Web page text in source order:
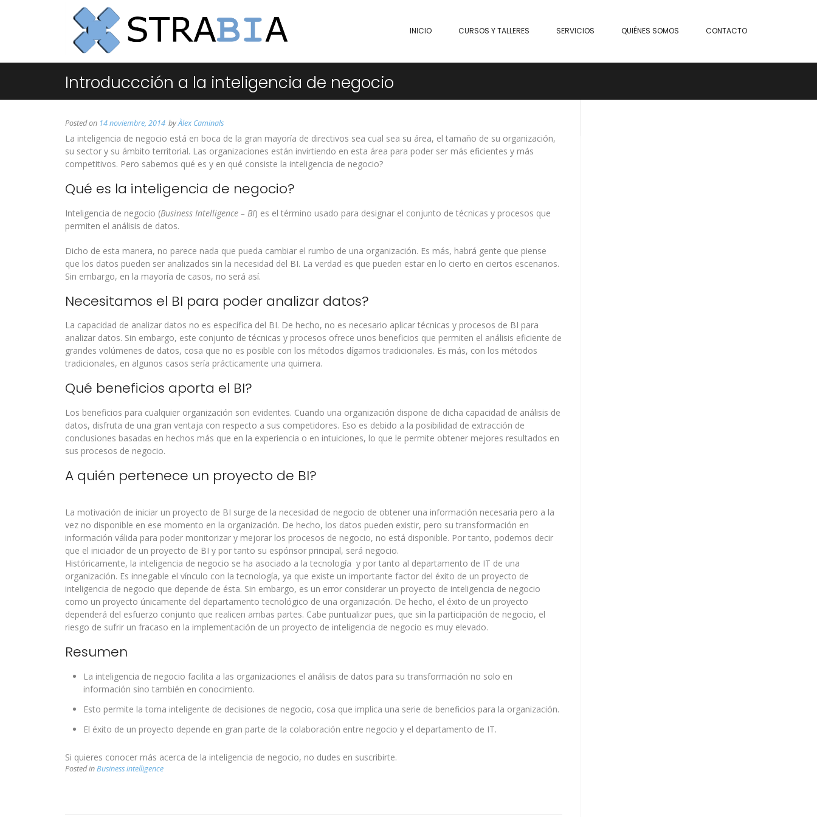
INICIO CURSOS Y TALLERES SERVICIOS QUIÉNES SOMOS CONTACTO
Introduccción a la inteligencia de negocio
Posted on 14 noviembre, 2014 byÀlex Caminals
La inteligencia de negocio está en boca de la gran mayoría de directivos sea cual sea su área, el tamaño de su organización,
su sector y su ámbito territorial. Las organizaciones están invirtiendo en esta área para poder ser más eficientes y más
competitivos. Pero sabemos qué es y en qué consiste la inteligencia de negocio?
Qué es la inteligencia de negocio?
Inteligencia de negocio (Business Intelligence – BI) es el término usado para designar el conjunto de técnicas y procesos que
permiten el análisis de datos.
Dicho de esta manera, no parece nada que pueda cambiar el rumbo de una organización. Es más, habrá gente que piense
que los datos pueden ser analizados sin la necesidad del BI. La verdad es que pueden estar en lo cierto en ciertos escenarios.
Sin embargo, en la mayoría de casos, no será así.
Necesitamos el BI para poder analizar datos?
La capacidad de analizar datos no es específica del BI. De hecho, no es necesario aplicar técnicas y procesos de BI para
analizar datos. Sin embargo, este conjunto de técnicas y procesos ofrece unos beneficios que permiten el análisis eficiente de
grandes volúmenes de datos, cosa que no es posible con los métodos dígamos tradicionales. Es más, con los métodos
tradicionales, en algunos casos sería prácticamente una quimera.
Qué beneficios aporta el BI?
Los beneficios para cualquier organización son evidentes. Cuando una organización dispone de dicha capacidad de análisis de
datos, disfruta de una gran ventaja con respecto a sus competidores. Eso es debido a la posibilidad de extracción de
conclusiones basadas en hechos más que en la experiencia o en intuiciones, lo que le permite obtener mejores resultados en
sus procesos de negocio.
A quién pertenece un proyecto de BI?
La motivación de iniciar un proyecto de BI surge de la necesidad de negocio de obtener una información necesaria pero a la
vez no disponible en ese momento en la organización. De hecho, los datos pueden existir, pero su transformación en
información válida para poder monitorizar y mejorar los procesos de negocio, no está disponible. Por tanto, podemos decir
que el iniciador de un proyecto de BI y por tanto su espónsor principal, será negocio.
Históricamente, la inteligencia de negocio se ha asociado a la tecnología y por tanto al departamento de IT de una
organización. Es innegable el vínculo con la tecnología, ya que existe un importante factor del éxito de un proyecto de
inteligencia de negocio que depende de ésta. Sin embargo, es un error considerar un proyecto de inteligencia de negocio
como un proyecto únicamente del departamento tecnológico de una organización. De hecho, el éxito de un proyecto
dependerá del esfuerzo conjunto que realicen ambas partes. Cabe puntualizar pues, que sin la participación de negocio, el
riesgo de sufrir un fracaso en la implementación de un proyecto de inteligencia de negocio es muy elevado.
Resumen
La inteligencia de negocio facilita a las organizaciones el análisis de datos para su transformación no solo en
información sino también en conocimiento.
Esto permite la toma inteligente de decisiones de negocio, cosa que implica una serie de beneficios para la organización.
El éxito de un proyecto depende en gran parte de la colaboración entre negocio y el departamento de IT.
Si quieres conocer más acerca de la inteligencia de negocio, no dudes en suscribirte.
Posted inBusiness intelligence